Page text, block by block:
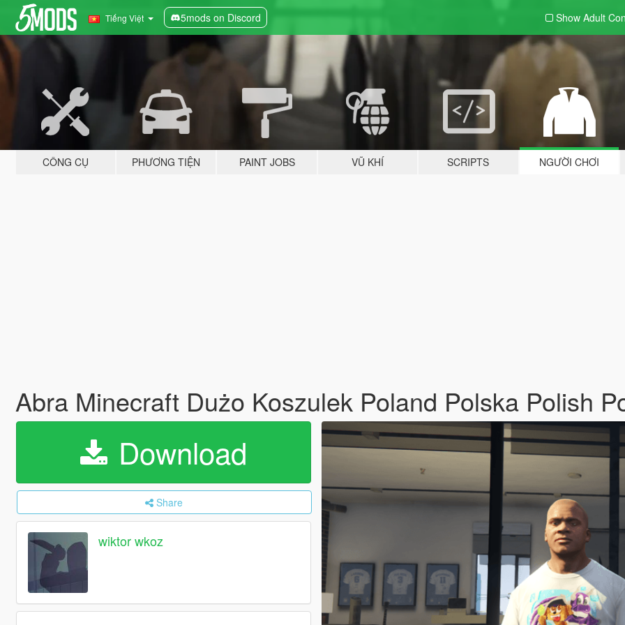
Tiếng Việt 5mods on Discord Show Adult
CÔNG CỤ PHƯƠNG TIỆN PAINT JOBS VŨ KHÍ SCRIPTS NGƯỜI CHƠI
Abra Minecraft Dużo Koszulek Poland Polska Polish
Download
Share
wiktor wkoz